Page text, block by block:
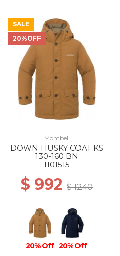
SALE
20%OFF
Montbell
DOWN HUSKY COAT KS
130-160 BN
1101515
$ 992 $ 1240
20% Off 20% Off